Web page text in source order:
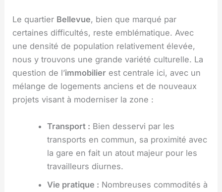
Le quartier Bellevue, bien que marqué par
certaines difficultés, reste emblématique. Avec
une densité de population relativement élevée,
nous y trouvons une grande variété culturelle. La
question de l’immobilier est centrale ici, avec un
mélange de logements anciens et de nouveaux
projets visant à moderniser la zone :
Transport : Bien desservi par les
transports en commun, sa proximité avec
la gare en fait un atout majeur pour les
travailleurs diurnes.
Vie pratique : Nombreuses commodités à